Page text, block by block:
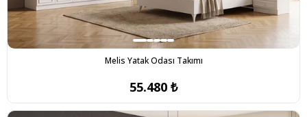
Melis Yatak Odası Takımı
55.480 ₺